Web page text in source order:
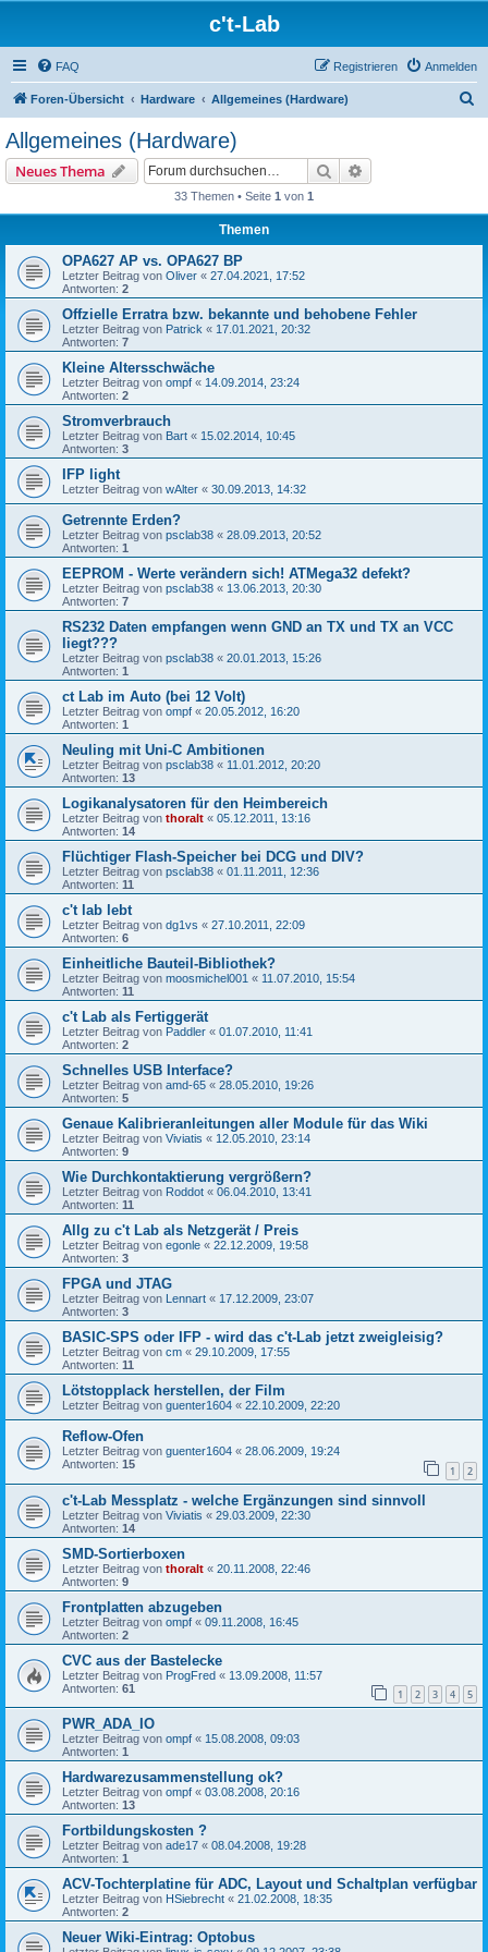
c't-Lab
FAQ Anmelden
Registrieren
Foren-Übersicht Hardware Allgemeines (Hardware)
Allgemeines (Hardware)
Neues Thema Suche
33 Themen • Seite 1 von 1
Themen
OPA627 AP vs. OPA627 BP
Letzter Beitrag von Oliver « 27.04.2021, 17:52
Antworten: 2
Offzielle Erratra bzw. bekannte und behobene Fehler
Letzter Beitrag von Patrick « 17.01.2021, 20:32
Antworten: 7
Kleine Altersschwäche
Letzter Beitrag von ompf « 14.09.2014, 23:24
Antworten: 2
Stromverbrauch
Letzter Beitrag von Bart « 15.02.2014, 10:45
Antworten: 3
IFP light
Letzter Beitrag von wAlter « 30.09.2013, 14:32
Getrennte Erden?
Letzter Beitrag von psclab38 « 28.09.2013, 20:52
Antworten: 1
EEPROM - Werte verändern sich! ATMega32 defekt?
Letzter Beitrag von psclab38 « 13.06.2013, 20:30
Antworten: 7
RS232 Daten empfangen wenn GND an TX und TX an VCC
liegt???
Letzter Beitrag von psclab38 « 20.01.2013, 15:26
Antworten: 1
ct Lab im Auto (bei 12 Volt)
Letzter Beitrag von ompf « 20.05.2012, 16:20
Antworten: 1
Neuling mit Uni-C Ambitionen
Letzter Beitrag von psclab38 « 11.01.2012, 20:20
Antworten: 13
Logikanalysatoren für den Heimbereich
Letzter Beitrag von thoralt « 05.12.2011, 13:16
Antworten: 14
Flüchtiger Flash-Speicher bei DCG und DIV?
Letzter Beitrag von psclab38 « 01.11.2011, 12:36
Antworten: 11
c't lab lebt
Letzter Beitrag von dg1vs « 27.10.2011, 22:09
Antworten: 6
Einheitliche Bauteil-Bibliothek?
Letzter Beitrag von moosmichel001 « 11.07.2010, 15:54
Antworten: 11
c't Lab als Fertiggerät
Letzter Beitrag von Paddler « 01.07.2010, 11:41
Antworten: 2
Schnelles USB Interface?
Letzter Beitrag von amd-65 « 28.05.2010, 19:26
Antworten: 5
Genaue Kalibrieranleitungen aller Module für das Wiki
Letzter Beitrag von Viviatis « 12.05.2010, 23:14
Antworten: 9
Wie Durchkontaktierung vergrößern?
Letzter Beitrag von Roddot « 06.04.2010, 13:41
Antworten: 11
Allg zu c't Lab als Netzgerät / Preis
Letzter Beitrag von egonle « 22.12.2009, 19:58
Antworten: 3
FPGA und JTAG
Letzter Beitrag von Lennart « 17.12.2009, 23:07
Antworten: 3
BASIC-SPS oder IFP - wird das c't-Lab jetzt zweigleisig?
Letzter Beitrag von cm « 29.10.2009, 17:55
Antworten: 11
Lötstopplack herstellen, der Film
Letzter Beitrag von guenter1604 « 22.10.2009, 22:20
Reflow-Ofen
Letzter Beitrag von guenter1604 « 28.06.2009, 19:24
Antworten: 15 1 2
c't-Lab Messplatz - welche Ergänzungen sind sinnvoll
Letzter Beitrag von Viviatis « 29.03.2009, 22:30
Antworten: 14
SMD-Sortierboxen
Letzter Beitrag von thoralt « 20.11.2008, 22:46
Antworten: 9
Frontplatten abzugeben
Letzter Beitrag von ompf « 09.11.2008, 16:45
Antworten: 2
CVC aus der Bastelecke
Letzter Beitrag von ProgFred « 13.09.2008, 11:57
Antworten: 61 1 2 3 4 5
PWR_ADA_IO
Letzter Beitrag von ompf « 15.08.2008, 09:03
Antworten: 1
Hardwarezusammenstellung ok?
Letzter Beitrag von ompf « 03.08.2008, 20:16
Antworten: 13
Fortbildungskosten ?
Letzter Beitrag von ade17 « 08.04.2008, 19:28
Antworten: 1
ACV-Tochterplatine für ADC, Layout und Schaltplan verfügbar
Letzter Beitrag von HSiebrecht « 21.02.2008, 18:35
Antworten: 2
Neuer Wiki-Eintrag: Optobus